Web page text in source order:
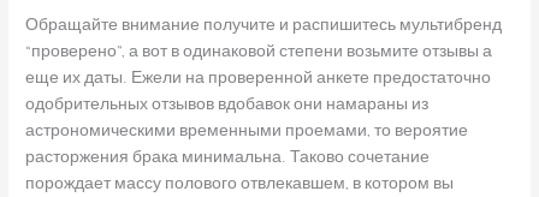
Обращайте внимание получите и распишитесь мультибренд
“проверено”, а вот в одинаковой степени возьмите отзывы а
еще их даты. Ежели на проверенной анкете предостаточно
одобрительных отзывов вдобавок они намараны из
астрономическими временными проемами, то вероятие
расторжения брака минимальна. Таково сочетание
порождает массу полового отвлекавшем, в котором вы